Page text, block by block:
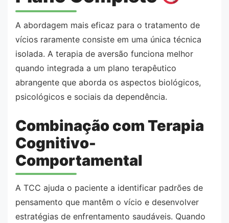
A abordagem mais eficaz para o tratamento de
vícios raramente consiste em uma única técnica
isolada. A terapia de aversão funciona melhor
quando integrada a um plano terapêutico
abrangente que aborda os aspectos biológicos,
psicológicos e sociais da dependência.
Combinação com Terapia
Cognitivo-
Comportamental
A TCC ajuda o paciente a identificar padrões de
pensamento que mantêm o vício e desenvolver
estratégias de enfrentamento saudáveis. Quando